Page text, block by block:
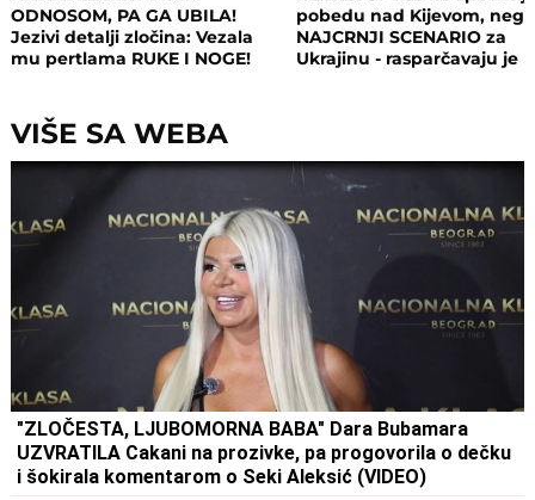
ODNOSOM, PA GA UBILA!
Jezivi detalji zločina: Vezala
mu pertlama RUKE I NOGE!
pobedu nad Kijevom, nego
NAJCRNJI SCENARIO za
Ukrajinu - rasparčavaju je
VIŠE SA WEBA
"ZLOČESTA, LJUBOMORNA BABA" Dara Bubamara
UZVRATILA Cakani na prozivke, pa progovorila o dečku
i šokirala komentarom o Seki Aleksić (VIDEO)